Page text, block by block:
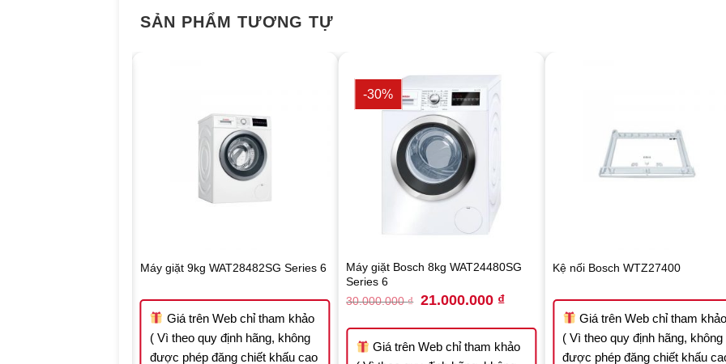
SẢN PHẨM TƯƠNG TỰ
Máy giặt 9kg WAT28482SG Series 6
Giá trên Web chỉ tham khảo
( Vì theo quy định hãng, không
được phép đăng chiết khấu cao
-30%
Máy giặt Bosch 8kg WAT24480SG
Series 6
30.000.000₫ Original
price
30.000.000 ₫.
21.000.000 ₫Current
21.000.000 ₫.
Giá trên Web chỉ tham khảo
Kệ nối Bosch WTZ27400
Giá trên Web chỉ tham
( Vì theo quy định hãng, không
được phép đăng chiết khấu
26.530.000 ₫.